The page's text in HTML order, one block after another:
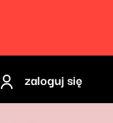
zaloguj się